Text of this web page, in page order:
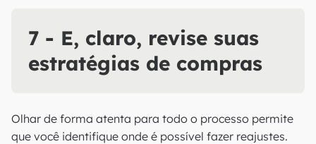
7 - E, claro, revise suas
estratégias de compras
Olhar de forma atenta para todo o processo permite
que você identifique onde é possível fazer reajustes.